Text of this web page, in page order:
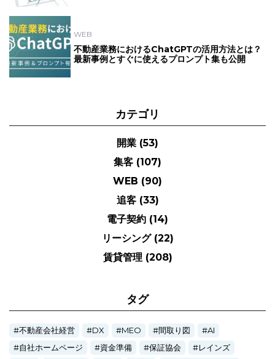
WEB
不動産業務におけるChatGPTの活用方法とは？
最新事例とすぐに使えるプロンプト集も公開
カテゴリ
開業 (53)
集客 (107)
WEB (90)
追客 (33)
電子契約 (14)
リーシング (22)
賃貸管理 (208)
タグ
不動産会社経営 DX MEO 間取り図
AI
自社ホームページ
資金準備 保証協会 レインズ